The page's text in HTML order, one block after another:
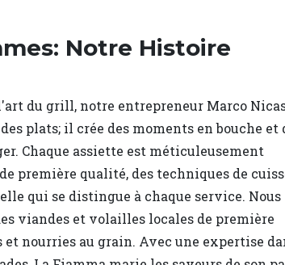
Notre Histoire
du grill, notre entrepreneur Marco
plats; il crée des moments en bouche et
Chaque assiette est méticuleusement
première qualité, des techniques de
qui se distingue à chaque service. Nous
viandes et volailles locales de première
et nourries au grain. Avec une expertise